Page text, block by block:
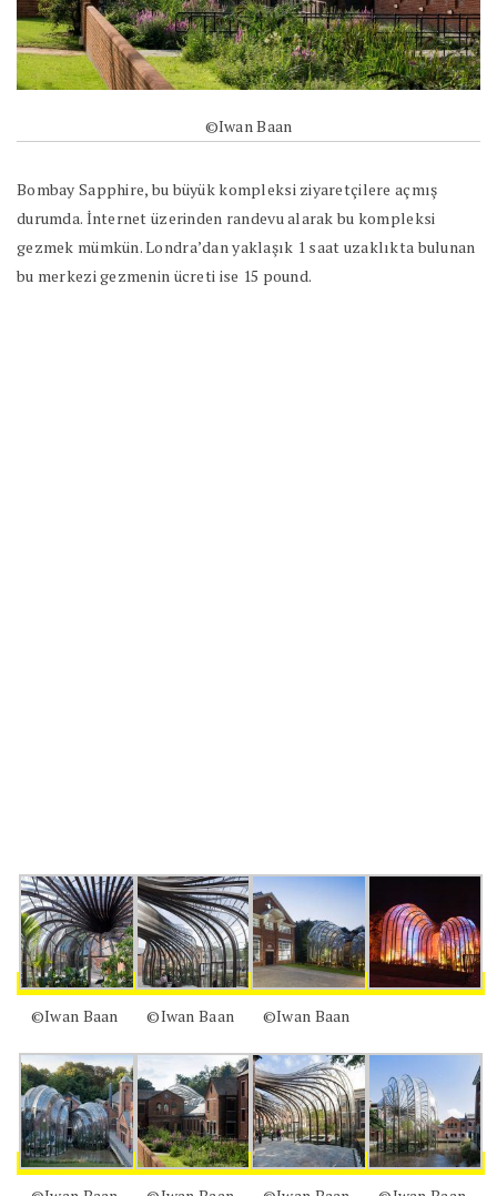
©Iwan Baan
Bombay Sapphire, bu büyük kompleksi ziyaretçilere açmış
durumda. İnternet üzerinden randevu alarak bu kompleksi
gezmek mümkün. Londra’dan yaklaşık 1 saat uzaklıkta bulunan
bu merkezi gezmenin ücreti ise 15 pound.
©Iwan Baan ©Iwan Baan ©Iwan Baan